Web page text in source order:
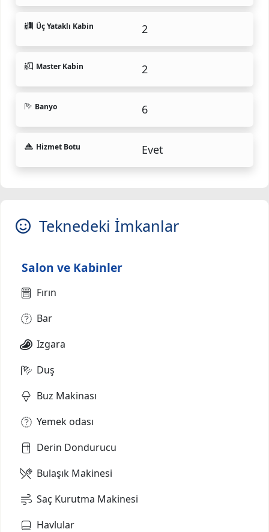
Üç Yataklı Kabin 2
Master Kabin 2
Banyo 6
Hizmet Botu Evet
Teknedeki İmkanlar
Salon ve Kabinler
Fırın
Bar
Izgara
Duş
Buz Makinası
Yemek odası
Derin Dondurucu
Bulaşık Makinesi
Saç Kurutma Makinesi
Havlular